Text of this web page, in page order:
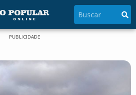
PUBLICIDADE